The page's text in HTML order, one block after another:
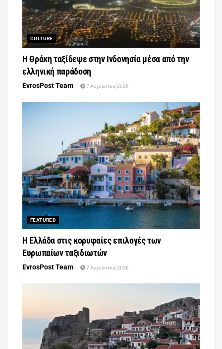
CULTURE
Η Θράκη ταξίδεψε στην Ινδονησία μέσα από την
ελληνική παράδοση
EvrosPost Team 7 Αυγούστου, 2026
FEATURED
Η Ελλάδα στις κορυφαίες επιλογές των
Ευρωπαίων ταξιδιωτών
EvrosPost Team 7 Αυγούστου, 2026